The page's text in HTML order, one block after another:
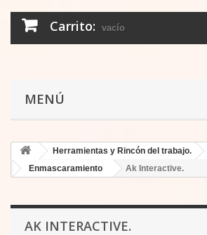
Carrito: vacío
MENÚ
Herramientas y Rincón del trabajo.
Enmascaramiento
Ak Interactive.
AK INTERACTIVE.